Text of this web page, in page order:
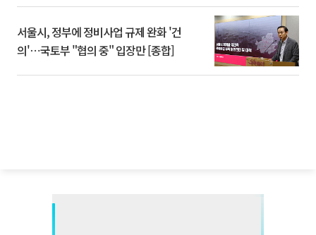
서울시, 정부에 정비사업 규제 완화 '건
의'⋯국토부 "협의 중" 입장만 [종합]